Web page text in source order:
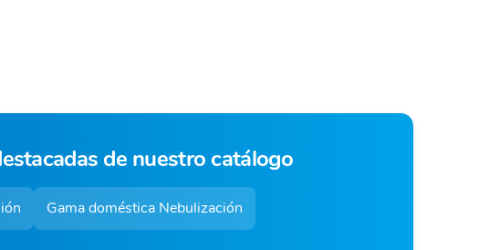
de nuestro catálogo
Gama doméstica Nebulización